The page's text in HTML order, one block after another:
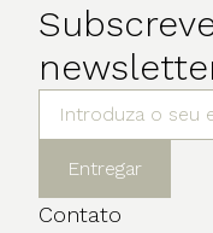
Entregar
Contato